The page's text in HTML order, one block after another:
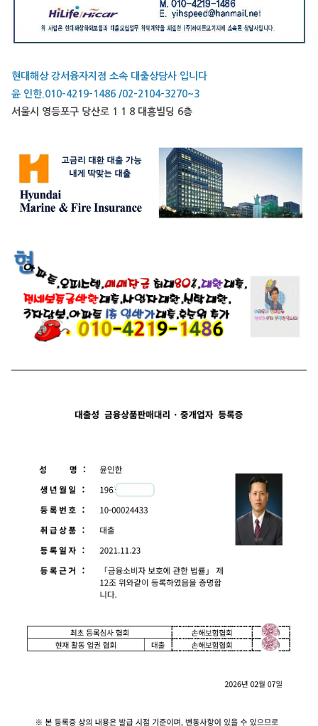
현대해상 강서융자지점 소속 대출상담사 입니다
윤 인한.010-4219-1486 /02-2104-3270~3
서울시 영등포구 당산로 1 1 8 대흥빌딩 6층